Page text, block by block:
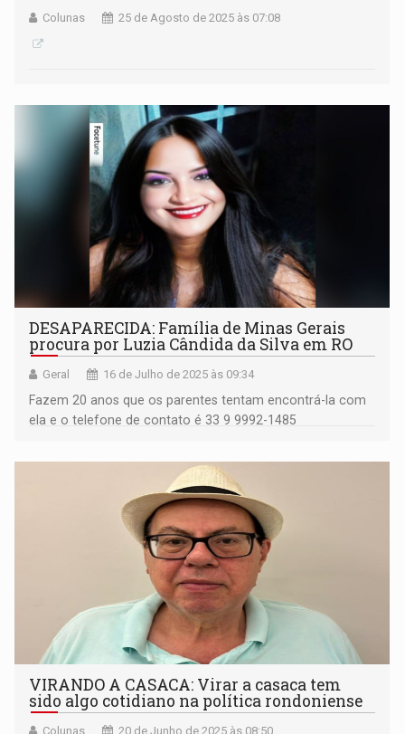
Colunas 25 de Agosto de 2025 às 07:08
DESAPARECIDA: Família de Minas Gerais
procura por Luzia Cândida da Silva em RO
Geral 16 de Julho de 2025 às 09:34
Fazem 20 anos que os parentes tentam encontrá-la com
ela e o telefone de contato é 33 9 9992-1485
VIRANDO A CASACA: Virar a casaca tem
sido algo cotidiano na política rondoniense
Colunas 20 de Junho de 2025 às 08:50